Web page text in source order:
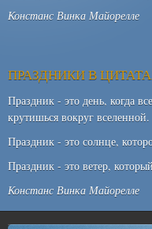
Констанс Винка Майорелле
ПРАЗДНИКИ В
Праздник - это день, когда
крутишься вокруг вселенной.
Праздник - это солнце,
Праздник - это ветер,
Констанс Винка Майорелле